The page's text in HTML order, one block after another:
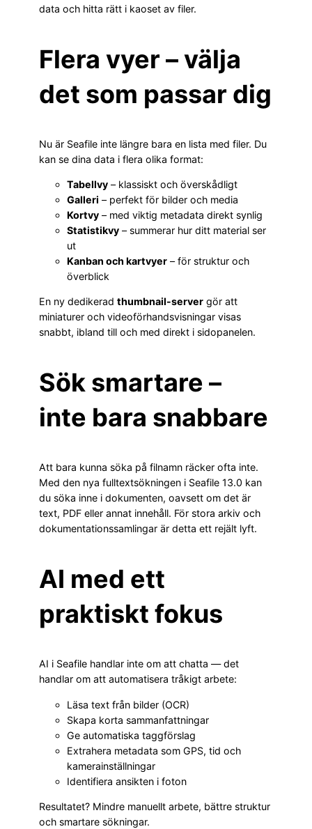
data och hitta rätt i kaoset av filer.
Flera vyer – välja
det som passar dig
Nu är Seafile inte längre bara en lista med filer. Du
kan se dina data i flera olika format:
Tabellvy – klassiskt och överskådligt
Galleri – perfekt för bilder och media
Kortvy – med viktig metadata direkt synlig
Statistikvy – summerar hur ditt material ser
ut
Kanban och kartvyer – för struktur och
överblick
En ny dedikerad thumbnail-server gör att
miniaturer och videoförhandsvisningar visas
snabbt, ibland till och med direkt i sidopanelen.
Sök smartare –
inte bara snabbare
Att bara kunna söka på filnamn räcker ofta inte.
Med den nya fulltextsökningen i Seafile 13.0 kan
du söka inne i dokumenten, oavsett om det är
text, PDF eller annat innehåll. För stora arkiv och
dokumentationssamlingar är detta ett rejält lyft.
AI med ett
praktiskt fokus
AI i Seafile handlar inte om att chatta — det
handlar om att automatisera tråkigt arbete:
Läsa text från bilder (OCR)
Skapa korta sammanfattningar
Ge automatiska taggförslag
Extrahera metadata som GPS, tid och
kamerainställningar
Identifiera ansikten i foton
Resultatet? Mindre manuellt arbete, bättre struktur
och smartare sökningar.